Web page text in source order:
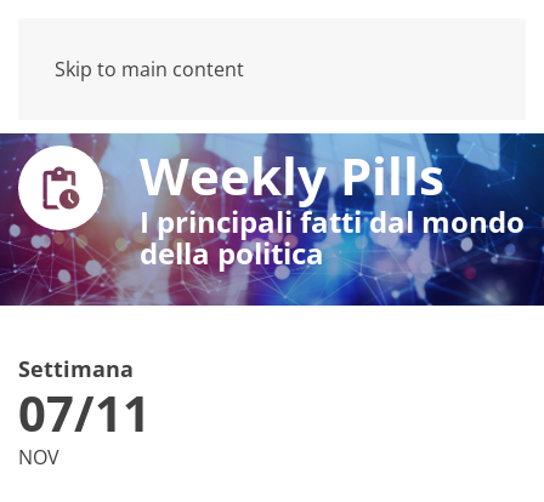
Skip to main content
Weekly Pills
I principali fatti dal mondo
della politica
Settimana
07/11
NOV